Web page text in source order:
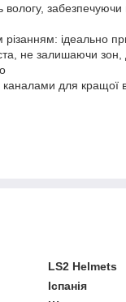
вологу,
ідеально
не залишаючи
для кращої
LS2 Helmets
Іспанія